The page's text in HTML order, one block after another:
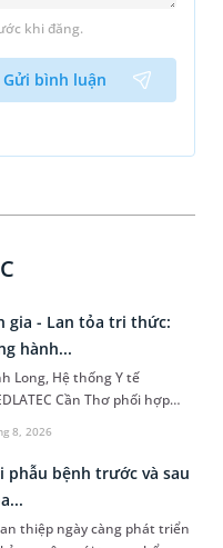
khi đăng.
Gửi bình luận
8, 2026
gia - Lan tỏa tri thức:
hành...
Long, Hệ thống Y tế
Cần Thơ phối hợp
bệnh tật (CDC) tỉnh Vĩnh
"Trao đổi chuyên môn,
trong chẩn đoán và điều
thiết thực nhằm lan tỏa
đẩy kết nối chuyên môn
ngành Y tế khu vực Đồng
phẫu bệnh trước và sau
thiệp ngày càng phát triển